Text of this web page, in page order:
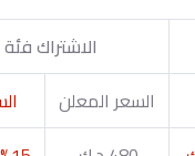
الاشتراك فئة
السعر المعلن